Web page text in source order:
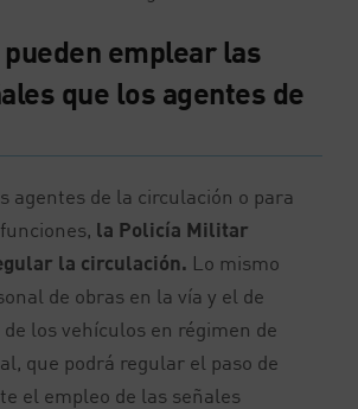
emplear las
que los agentes de
agentes de la circulación o para
la Policía Militar
la circulación. Lo mismo
de obras en la vía y el de
los vehículos en régimen de
que podrá regular el paso de
el empleo de las señales